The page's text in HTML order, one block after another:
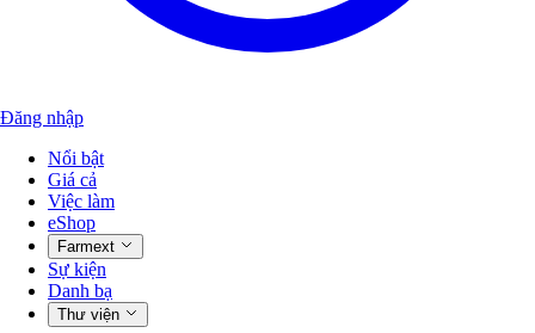
Đăng nhập
Nổi bật
Giá cả
Việc làm
eShop
Farmext
Sự kiện
Danh bạ
Thư viện